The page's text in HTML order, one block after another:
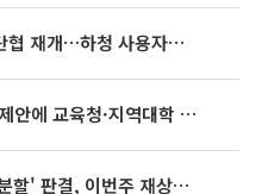
현대차·기아, 이번 주 임단협 재개…하청 사용자성 재심도 ‘변수’
·지역대학 서·논술형 입시 연계 '착수'
최태원·노소영 '9440억 분할' 판결, 이번주 재상고 여부 주목